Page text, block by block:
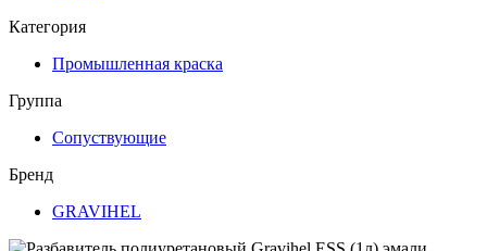
Категория
Промышленная краска
Группа
Сопуствующие
Бренд
GRAVIHEL